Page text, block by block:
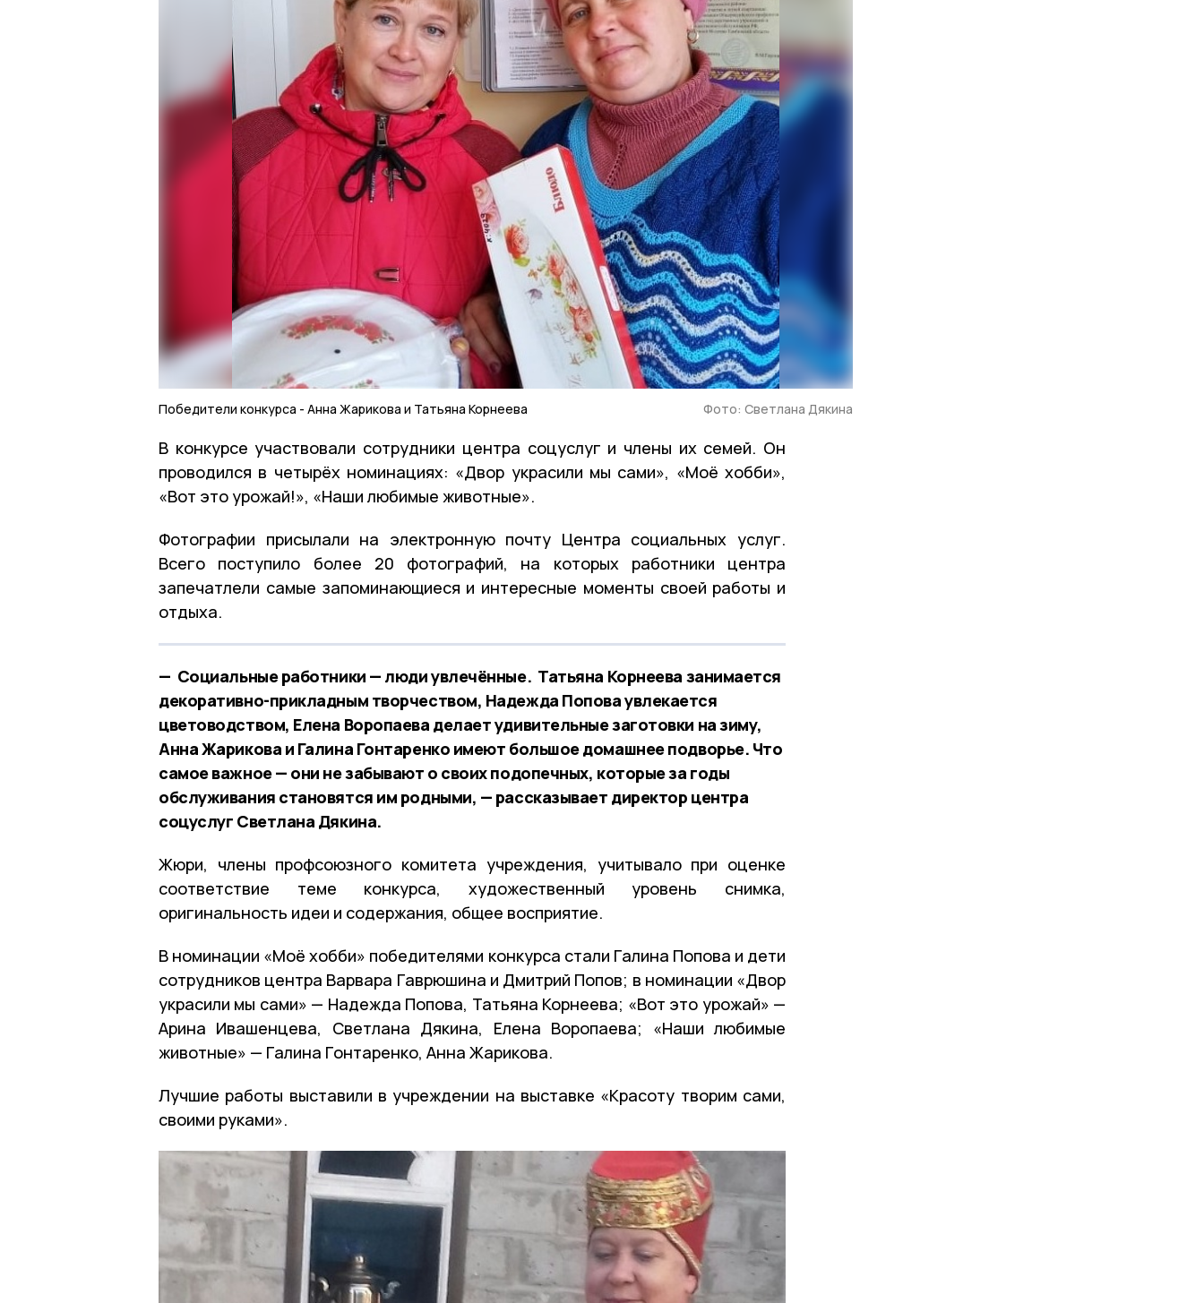
Победители конкурса - Анна Жарикова и Татьяна Корнеева Фото: Светлана Дякина
В конкурсе участвовали сотрудники центра соцуслуг и члены их семей. Он
проводился в четырёх номинациях: «Двор украсили мы сами», «Моё хобби»,
«Вот это урожай!», «Наши любимые животные».
Фотографии присылали на электронную почту Центра социальных услуг.
Всего поступило более 20 фотографий, на которых работники центра
запечатлели самые запоминающиеся и интересные моменты своей работы и
отдыха.
— Социальные работники — люди увлечённые. Татьяна Корнеева занимается
декоративно-прикладным творчеством, Надежда Попова увлекается
цветоводством, Елена Воропаева делает удивительные заготовки на зиму,
Анна Жарикова и Галина Гонтаренко имеют большое домашнее подворье. Что
самое важное — они не забывают о своих подопечных, которые за годы
обслуживания становятся им родными, — рассказывает директор центра
соцуслуг Светлана Дякина.
Жюри, члены профсоюзного комитета учреждения, учитывало при оценке
соответствие теме конкурса, художественный уровень снимка,
оригинальность идеи и содержания, общее восприятие.
В номинации «Моё хобби» победителями конкурса стали Галина Попова и дети
сотрудников центра Варвара Гаврюшина и Дмитрий Попов; в номинации «Двор
украсили мы сами» — Надежда Попова, Татьяна Корнеева; «Вот это урожай» —
Арина Ивашенцева, Светлана Дякина, Елена Воропаева; «Наши любимые
животные» — Галина Гонтаренко, Анна Жарикова.
Лучшие работы выставили в учреждении на выставке «Красоту творим сами,
своими руками».